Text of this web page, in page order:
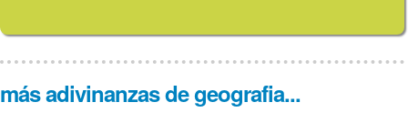
más adivinanzas de geografia...